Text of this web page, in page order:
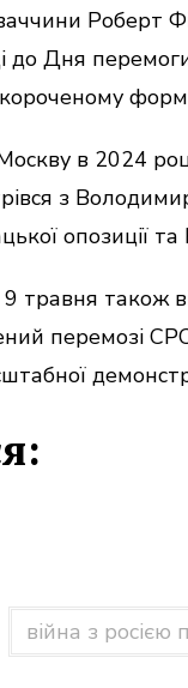
Роберт
до Дня
в 2024
з
опозиції
травня також
перемозі
війна з росією